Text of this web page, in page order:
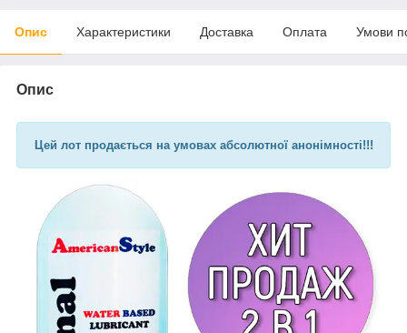
Опис Характеристики Доставка Оплата Умови
Опис
Цей лот продається на умовах абсолютної анонімності!!!